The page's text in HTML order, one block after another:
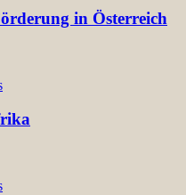
in Österreich